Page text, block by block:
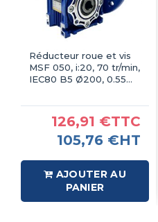
Réducteur roue et vis
MSF 050, i:20, 70 tr/min,
IEC80 B5 Ø200, 0.55
126,91 €TTC
105,76 €HT
AJOUTER AU
PANIER